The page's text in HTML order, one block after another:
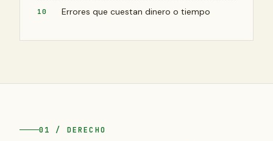
Errores que cuestan dinero o tiempo
01 / DERECHO